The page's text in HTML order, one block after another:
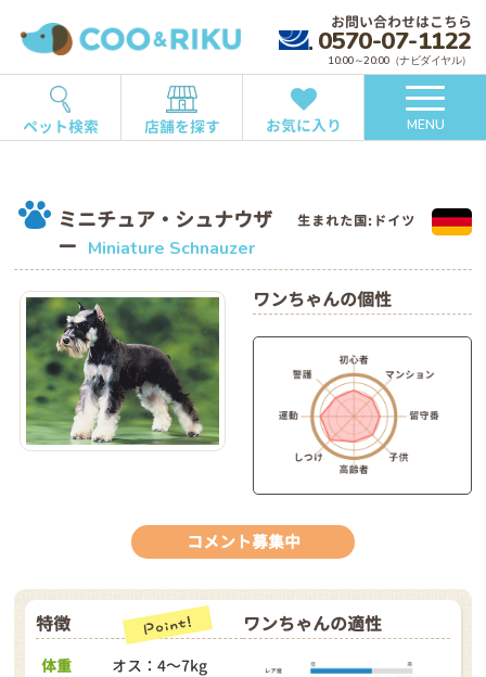
お問い合わせはこちら
0570-07-1122
10:00～20:00（ナビダイヤル）
ペット検索 店舗を探す お気に入り MENU
ミニチュア・シュナウザ
ー Miniature Schnauzer
生まれた国:ドイツ
ワンちゃんの個性
コメント募集中
特徴
体重
オス：4～7kg
ワンちゃんの適性